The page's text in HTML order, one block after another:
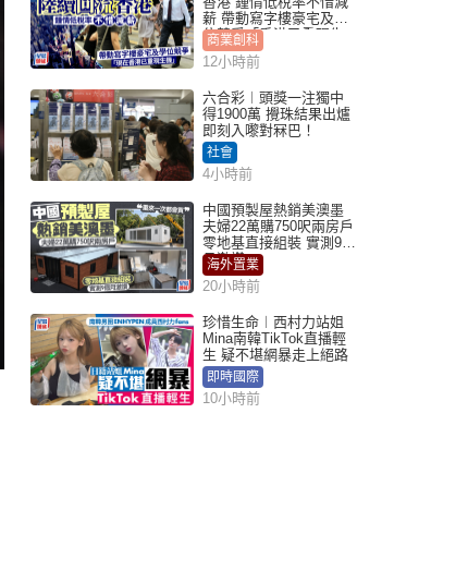
薪 帶動寫字樓豪宅及學
位競爭「香港已重現生
機」
商業創科
12小時前
六合彩︱頭獎一注獨中
得1900萬 攪珠結果出爐
即刻入嚟對冧巴！
社會
4小時前
中國預製屋熱銷美澳墨
夫婦22萬購750呎兩房戶
零地基直接組裝 實測9個
月激讚
海外置業
20小時前
珍惜生命︱西村力站姐
Mina南韓TikTok直播輕
生 疑不堪網暴走上絕路
即時國際
10小時前